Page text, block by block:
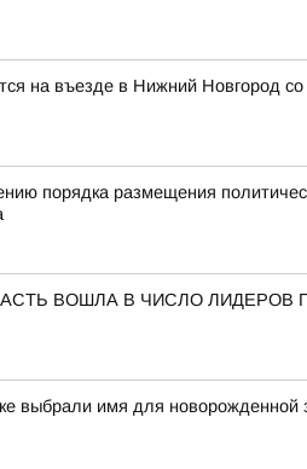
на въезде в Нижний Новгород со
порядка размещения
ВОШЛА В ЧИСЛО ЛИДЕРОВ
выбрали имя для новорожденной